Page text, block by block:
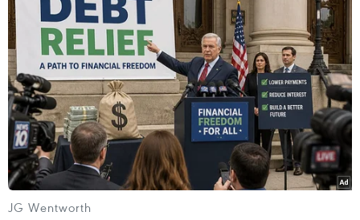
JG Wentworth